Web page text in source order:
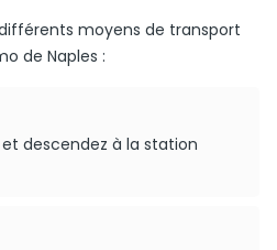
moyens de transport
de Naples :
et descendez à la station